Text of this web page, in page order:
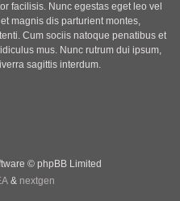
facilisis. Nunc egestas eget leo vel
magnis dis parturient montes,
Cum sociis natoque penatibus et
mus. Nunc rutrum dui ipsum,
sagittis interdum.
© phpBB Limited
& nextgen